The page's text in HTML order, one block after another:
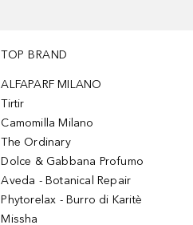
TOP BRAND
ALFAPARF MILANO
Tirtir
Camomilla Milano
The Ordinary
Dolce & Gabbana Profumo
Aveda - Botanical Repair
Phytorelax - Burro di Karitè
Missha